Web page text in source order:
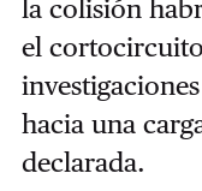
la colisión
el
hacia una
declarada.